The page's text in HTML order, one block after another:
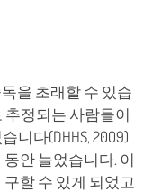
을 초래할 수 있습
추정되는 사람들이
니다(DHHS, 2009).
안 늘었습니다. 이
할 수 있게 되었고